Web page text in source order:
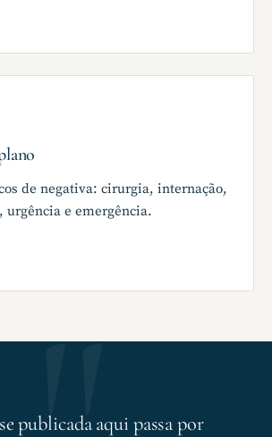
de negativa: cirurgia, internação,
urgência e emergência.
publicada aqui passa por